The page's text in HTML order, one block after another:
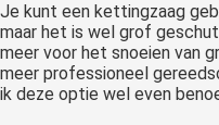
Je kunt een kettingzaag
maar het is wel grof
meer voor het snoeien van
meer professioneel
ik deze optie wel even